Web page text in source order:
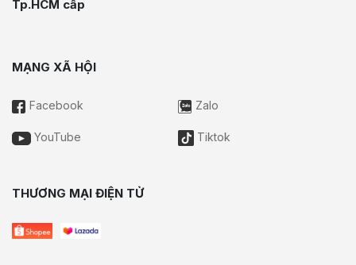
Tp.HCM cấp
MẠNG XÃ HỘI
Facebook Zalo
YouTube Tiktok
THƯƠNG MẠI ĐIỆN TỬ